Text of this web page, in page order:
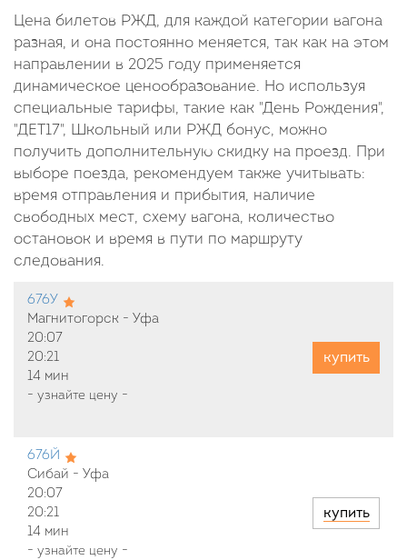
Цена билетов РЖД, для каждой категории вагона
разная, и она постоянно меняется, так как на этом
направлении в 2025 году применяется
динамическое ценообразование. Но используя
специальные тарифы, такие как "День Рождения",
"ДЕТ17", Школьный или РЖД бонус, можно
получить дополнительную скидку на проезд. При
выборе поезда, рекомендуем также учитывать:
время отправления и прибытия, наличие
свободных мест, схему вагона, количество
остановок и время в пути по маршруту
следования.
676У
Магнитогорск - Уфа
20:07
20:21
14 мин
- узнайте цену -
купить
676Й
Сибай - Уфа
20:07
20:21
14 мин
- узнайте цену -
купить